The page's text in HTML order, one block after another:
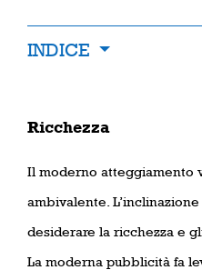
INDICE
Ricchezza
Il moderno atteggiamento
ambivalente.
desiderare la ricchezza e
La moderna pubblicità fa